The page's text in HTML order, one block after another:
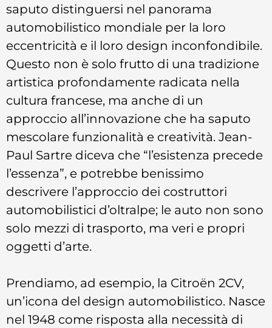
saputo distinguersi nel panorama
automobilistico mondiale per la loro
eccentricità e il loro design inconfondibile.
Questo non è solo frutto di una tradizione
artistica profondamente radicata nella
cultura francese, ma anche di un
approccio all’innovazione che ha saputo
mescolare funzionalità e creatività. Jean-
Paul Sartre diceva che “l’esistenza precede
l’essenza”, e potrebbe benissimo
descrivere l’approccio dei costruttori
automobilistici d’oltralpe; le auto non sono
solo mezzi di trasporto, ma veri e propri
oggetti d’arte.
Prendiamo, ad esempio, la Citroën 2CV,
un’icona del design automobilistico. Nasce
nel 1948 come risposta alla necessità di